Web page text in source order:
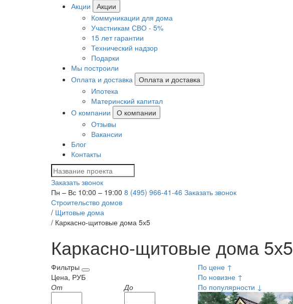
Акции
Акции
Коммуникации для дома
Участникам СВО - 5%
15 лет гарантии
Технический надзор
Подарки
Мы построили
Оплата и доставка
Оплата и доставка
Ипотека
Материнский капитал
О компании
О компании
Отзывы
Вакансии
Блог
Контакты
Заказать звонок
Пн – Вс 10:00 – 19:00 8 (495) 966-41-46 Заказать звонок
Строительство домов
/ Щитовые дома
/ Каркасно-щитовые дома 5х5
Каркасно-щитовые дома 5х5
Фильтры
Цена, РУБ
От
До
По цене ↑
По новизне ↑
По популярности ↓